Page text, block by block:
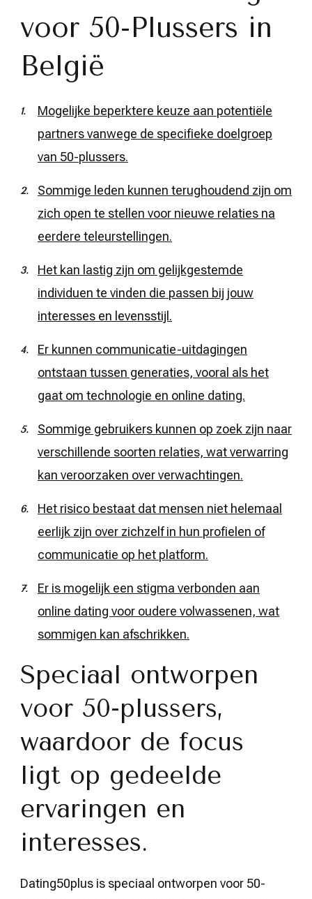
voor 50-Plussers in
België
Mogelijke beperktere keuze aan potentiële
partners vanwege de specifieke doelgroep
van 50-plussers.
Sommige leden kunnen terughoudend zijn om
zich open te stellen voor nieuwe relaties na
eerdere teleurstellingen.
Het kan lastig zijn om gelijkgestemde
individuen te vinden die passen bij jouw
interesses en levensstijl.
Er kunnen communicatie-uitdagingen
ontstaan tussen generaties, vooral als het
gaat om technologie en online dating.
Sommige gebruikers kunnen op zoek zijn naar
verschillende soorten relaties, wat verwarring
kan veroorzaken over verwachtingen.
Het risico bestaat dat mensen niet helemaal
eerlijk zijn over zichzelf in hun profielen of
communicatie op het platform.
Er is mogelijk een stigma verbonden aan
online dating voor oudere volwassenen, wat
sommigen kan afschrikken.
Speciaal ontworpen
voor 50-plussers,
waardoor de focus
ligt op gedeelde
ervaringen en
interesses.
Dating50plus is speciaal ontworpen voor 50-